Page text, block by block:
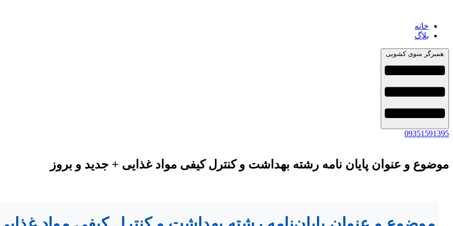
خانه
بلاگ
همبرگر منوی کشویی
09351591395
موضوع و عنوان پایان نامه رشته بهداشت و کنترل کیفی مواد غذایی + جدید و بروز